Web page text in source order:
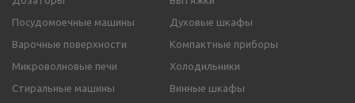
Посудомоечные машины
Духовые шкафы
Варочные поверхности
Компактные приборы
Микроволновые печи
Холодильники
Стиральные машины
Винные шкафы